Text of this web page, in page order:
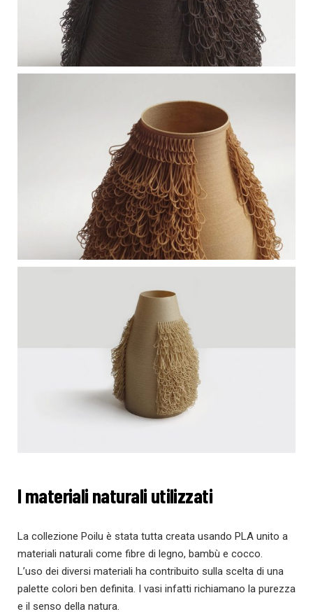
I materiali naturali utilizzati
La collezione Poilu è stata tutta creata usando PLA unito a
materiali naturali come fibre di legno, bambù e cocco.
L’uso dei diversi materiali ha contribuito sulla scelta di una
palette colori ben definita. I vasi infatti richiamano la purezza
e il senso della natura.